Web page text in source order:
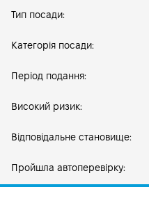
Тип посади:
Категорія посади:
Період подання:
Високий ризик:
Відповідальне становище:
Пройшла автоперевірку: